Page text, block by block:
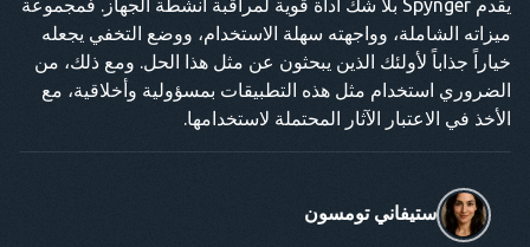
يقدم Spynger بلا شك أداة قوية لمراقبة أنشطة الجهاز. فمجموعة
ميزاته الشاملة، وواجهته سهلة الاستخدام، ووضع التخفي يجعله
خياراً جذاباً لأولئك الذين يبحثون عن مثل هذا الحل. ومع ذلك، من
الضروري استخدام مثل هذه التطبيقات بمسؤولية وأخلاقية، مع
الأخذ في الاعتبار الآثار المحتملة لاستخدامها.
ستيفاني تومسون